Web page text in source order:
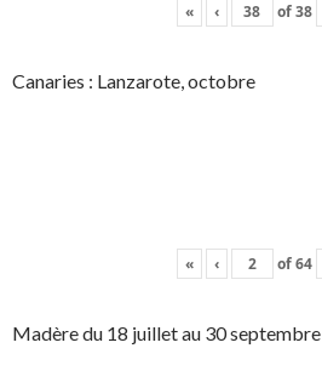
« ‹ of38
Canaries : Lanzarote, octobre
« ‹ of64
Madère du 18 juillet au 30 septembre